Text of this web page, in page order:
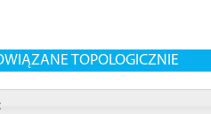
TOPOLOGICZNIE